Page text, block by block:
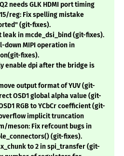
needs GLK HDMI port timing
reg: Fix spelling mistake
(git-fixes).
in mcde_dsi_bind (git-fixes).
down MIPI operation in
fixes).
enable dpi after the bridge is
output format of YUV (git-
OSD1 global alpha value (git-
RGB to YCbCr coefficient (git-
implicit truncation
meson: Fix refcount bugs in
(git-fixes).
to 2 in spi_transfer (git-